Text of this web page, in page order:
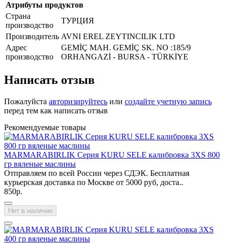
Атрибуты продуктов
Страна
производство
ТУРЦИЯ
Производитель AVNI EREL ZEYTINCILIK LTD
Адрес
производство
GEMİÇ MAH. GEMİÇ SK. NO :185/9
ORHANGAZİ - BURSA - TÜRKİYE
Написать отзыв
Пожалуйста авторизируйтесь или создайте учетную запись
перед тем как написать отзыв
Рекомендуемые товары
MARMARABIRLIK Серия KURU SELE калибровка 3XS 800
гр вяленые маслины
Отправляем по всей России через СДЭК. Бесплатная
курьерская доставка по Москве от 5000 руб, доста..
850р.
Нет в наличии